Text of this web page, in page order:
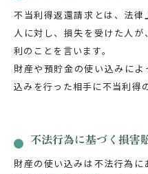
不当利得返還請求とは、法
人に対し、損失を受けた人
利のことを言います。
財産や預貯金の使い込みに
込みを行った相手に不当利得
不法行為に基づく損害
財産の使い込みは不法行為